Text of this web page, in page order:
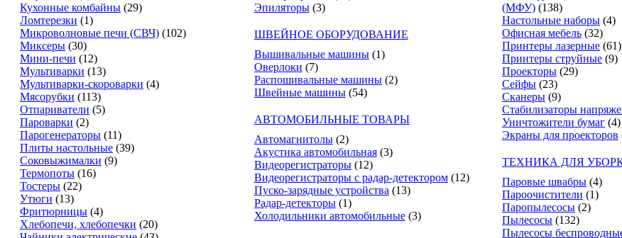
Кухонные комбайны (29)
Ломтерезки (1)
Микроволновые печи (СВЧ) (102)
Миксеры (30)
Мини-печи (12)
Мультиварки (13)
Мультиварки-скороварки (4)
Мясорубки (113)
Отпариватели (5)
Пароварки (2)
Парогенераторы (11)
Плиты настольные (39)
Соковыжималки (9)
Термопоты (16)
Тостеры (22)
Утюги (13)
Фритюрницы (4)
Хлебопечи, хлебопечки (20)
Эпиляторы (3)
ШВЕЙНОЕ ОБОРУДОВАНИЕ
Вышивальные машины (1)
Оверлоки (7)
Распошивальные машины (2)
Швейные машины (54)
АВТОМОБИЛЬНЫЕ ТОВАРЫ
Автомагнитолы (2)
Акустика автомобильная (3)
Видеорегистраторы (12)
Видеорегистраторы с радар-детектором (12)
Пуско-зарядные устройства (13)
Радар-детекторы (1)
Холодильники автомобильные (3)
(МФУ) (138)
Настольные наборы (4)
Офисная мебель (32)
Принтеры лазерные (61)
Принтеры струйные (9)
Проекторы (29)
Сейфы (23)
Сканеры (9)
Стабилизаторы
Уничтожители бумаг (4)
Экраны для проекторов
ТЕХНИКА ДЛЯ
Паровые швабры (4)
Пароочистители (1)
Паропылесосы (2)
Пылесосы (132)
Пылесосы